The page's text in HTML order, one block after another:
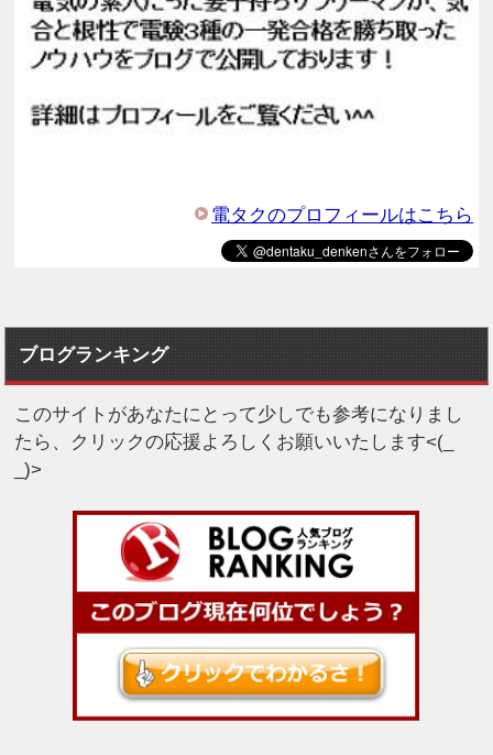
電タクのプロフィールはこちら
ブログランキング
このサイトがあなたにとって少しでも参考になりまし
たら、クリックの応援よろしくお願いいたします<(_
_)>